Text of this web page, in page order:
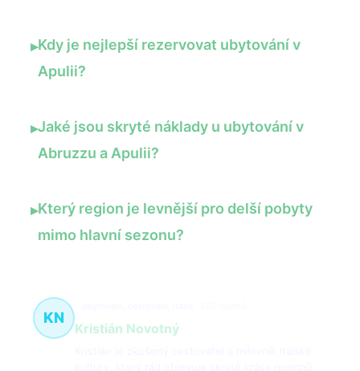
▸Kdy je nejlepší rezervovat ubytování v
Apulii?
▸Jaké jsou skryté náklady u ubytování v
Abruzzu a Apulii?
▸Který region je levnější pro delší pobyty
mimo hlavní sezonu?
KN
Kristián Novotný